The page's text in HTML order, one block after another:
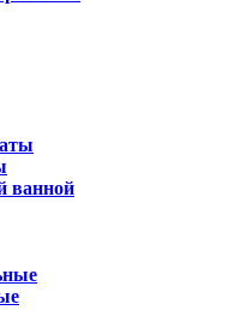
ванной